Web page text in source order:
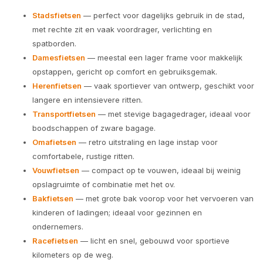
Stadsfietsen — perfect voor dagelijks gebruik in de stad,
met rechte zit en vaak voordrager, verlichting en
spatborden.
Damesfietsen — meestal een lager frame voor makkelijk
opstappen, gericht op comfort en gebruiksgemak.
Herenfietsen — vaak sportiever van ontwerp, geschikt voor
langere en intensievere ritten.
Transportfietsen — met stevige bagagedrager, ideaal voor
boodschappen of zware bagage.
Omafietsen — retro uitstraling en lage instap voor
comfortabele, rustige ritten.
Vouwfietsen — compact op te vouwen, ideaal bij weinig
opslagruimte of combinatie met het ov.
Bakfietsen — met grote bak voorop voor het vervoeren van
kinderen of ladingen; ideaal voor gezinnen en
ondernemers.
Racefietsen — licht en snel, gebouwd voor sportieve
kilometers op de weg.